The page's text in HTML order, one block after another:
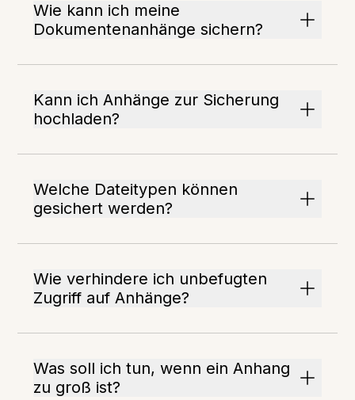
Wie kann ich meine
Dokumentenanhänge sichern?
Kann ich Anhänge zur Sicherung
hochladen?
Welche Dateitypen können
gesichert werden?
Wie verhindere ich unbefugten
Zugriff auf Anhänge?
Was soll ich tun, wenn ein Anhang
zu groß ist?